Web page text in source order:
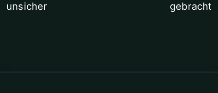
unsicher
gebracht